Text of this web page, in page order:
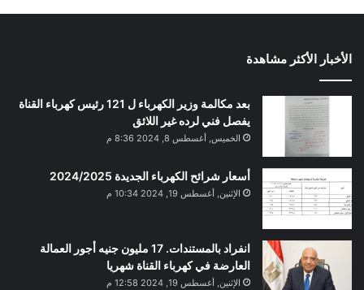
الأخبار الأكثر مشاهدة
بعد مكالمة وزير الكهرباء ل 121 رئيس كهرباء القناة
يفصل فني لرده غير اللائق
الخميس, أغسطس 8, 2024 8:36 م
أسعار شرائح الكهرباء الجديدة 2024/2025
الإثنين, أغسطس 19, 2024 10:34 م
انفراد بالمستندات. 17 مليون جنيه أجور العمالة
العارضة في كهرباء القناة شهريا
الإثنين, أغسطس 19, 2024 12:58 م